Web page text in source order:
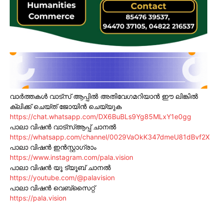
വാർത്തകൾ വാട്സ് ആപ്പിൽ അതിവേഗമറിയാൻ ഈ ലിങ്കിൽ
ക്ലിക്ക് ചെയ്ത് ജോയിൻ ചെയ്യുക
https://chat.whatsapp.com/DX6BuBLs9Yg85MLxY1e0gg
പാലാ വിഷൻ വാട്സ്ആപ്പ് ചാനൽ
https://whatsapp.com/channel/0029VaOkK347dmeU81dBvf2X
പാലാ വിഷൻ ഇൻസ്റ്റാഗ്രാം
https://www.instagram.com/pala.vision
പാലാ വിഷൻ യൂ ട്യൂബ് ചാനൽ
https://youtube.com/@palavision
പാലാ വിഷൻ വെബ്സൈറ്റ്
https://pala.vision